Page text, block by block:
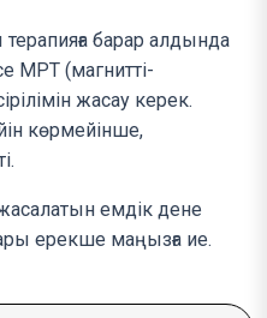
барар алдында
МРТ (магнитті-
жасау керек.
көрмейінше,
емдік дене
ерекше маңызға ие.